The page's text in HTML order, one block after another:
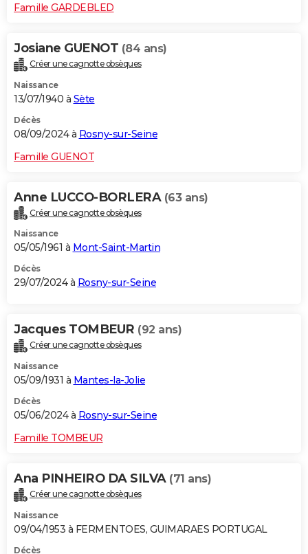
Famille GARDEBLED
Josiane GUENOT (84 ans)
Créer une cagnotte obsèques
Naissance
13/07/1940 à Sète
Décès
08/09/2024 à Rosny-sur-Seine
Famille GUENOT
Anne LUCCO-BORLERA (63 ans)
Créer une cagnotte obsèques
Naissance
05/05/1961 à Mont-Saint-Martin
Décès
29/07/2024 à Rosny-sur-Seine
Jacques TOMBEUR (92 ans)
Créer une cagnotte obsèques
Naissance
05/09/1931 à Mantes-la-Jolie
Décès
05/06/2024 à Rosny-sur-Seine
Famille TOMBEUR
Ana PINHEIRO DA SILVA (71 ans)
Créer une cagnotte obsèques
Naissance
09/04/1953 à FERMENTOES, GUIMARAES PORTUGAL
Décès